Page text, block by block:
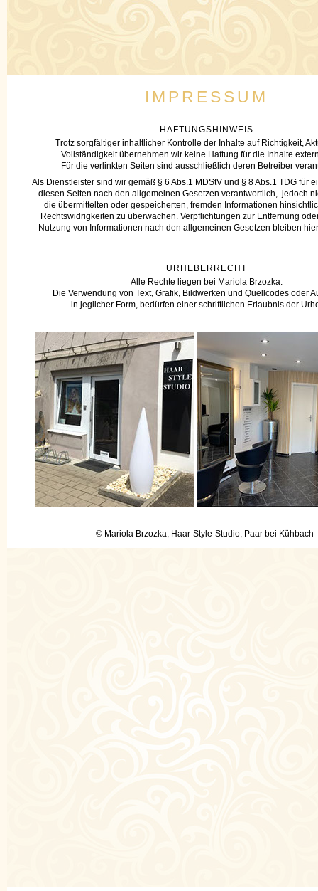
IMPRESSUM
HAFTUNGSHINWEIS
Trotz sorgfältiger inhaltlicher Kontrolle der Inhalte auf Richtigkeit,
Vollständigkeit übernehmen wir keine Haftung für die Inhalte
Für die verlinkten Seiten sind ausschließlich deren Betreiber
Als Dienstleister sind wir gemäß § 6 Abs.1 MDStV und § 8 Abs.1 TDG für
diesen Seiten nach den allgemeinen Gesetzen verantwortlich, jedoch
die übermittelten oder gespeicherten, fremden Informationen
Rechtswidrigkeiten zu überwachen. Verpflichtungen zur Entfernung
Nutzung von Informationen nach den allgemeinen Gesetzen bleiben
URHEBERRECHT
Alle Rechte liegen bei Mariola Brzozka.
Die Verwendung von Text, Grafik, Bildwerken und Quellcodes oder
in jeglicher Form, bedürfen einer schriftlichen Erlaubnis der
© Mariola Brzozka, Haar-Style-Studio, Paar bei Kühbach